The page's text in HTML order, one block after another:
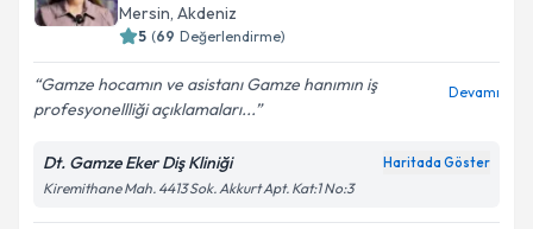
Mersin, Akdeniz
5 (69 Değerlendirme)
Gamze hocamın ve asistanı Gamze hanımın iş
profesyonellliği açıklamaları...
Devamı
Dt. Gamze Eker Diş Kliniği Haritada Göster
Kiremithane Mah. 4413 Sok. Akkurt Apt. Kat:1 No:3